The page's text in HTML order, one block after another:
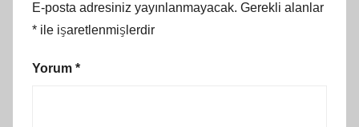
E-posta adresiniz yayınlanmayacak. Gerekli alanlar
* ile işaretlenmişlerdir
Yorum *